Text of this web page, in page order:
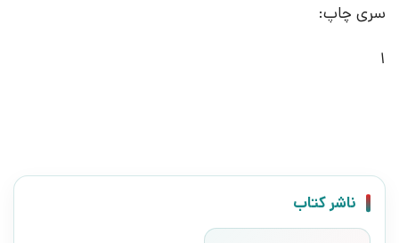
سری چاپ:
1
ناشر کتاب